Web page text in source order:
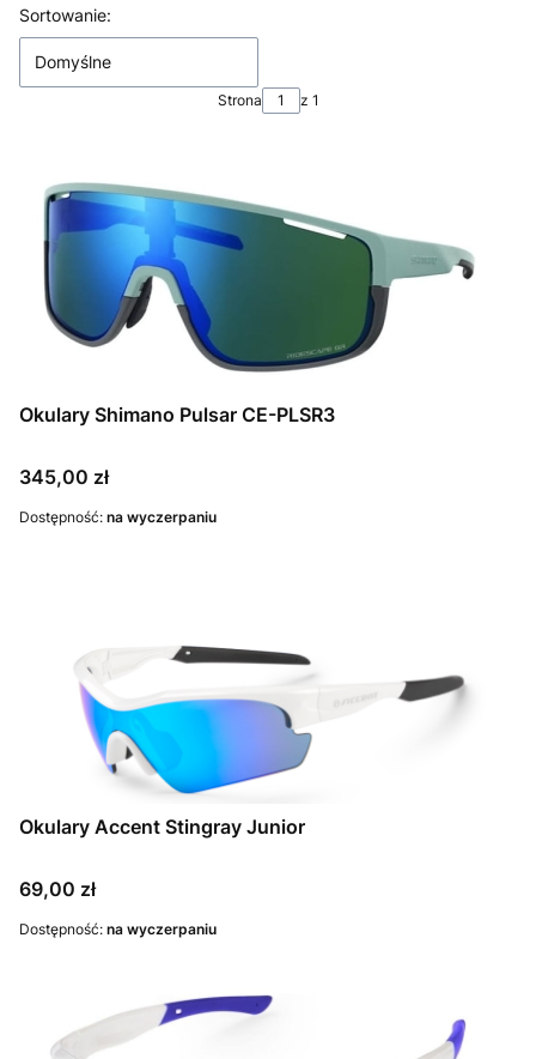
Lista produktów
Sortowanie:
Domyślne
Strona z 1
Okulary Shimano Pulsar CE-PLSR3
Cena
345,00 zł
Dostępność: na wyczerpaniu
Okulary Accent Stingray Junior
Cena
69,00 zł
Dostępność: na wyczerpaniu